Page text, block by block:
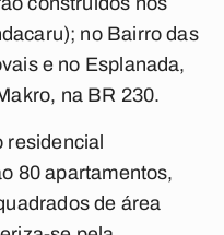
no Bairro das
e no Esplanada,
na BR 230.
residencial
80 apartamentos,
de área